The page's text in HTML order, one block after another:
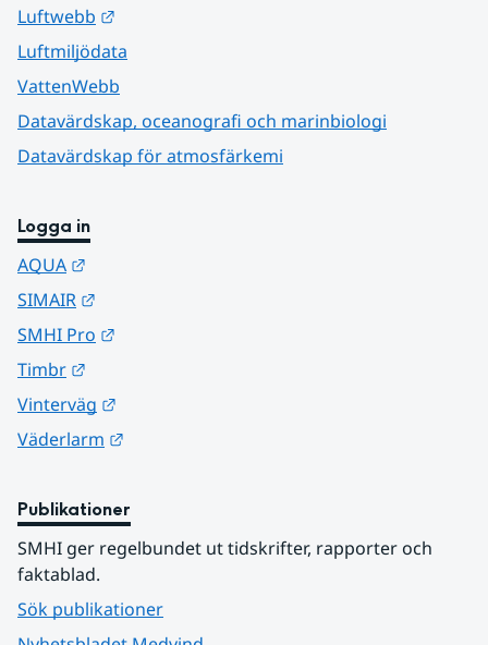
Luftwebb
Luftmiljödata
VattenWebb
Datavärdskap, oceanografi och marinbiologi
Datavärdskap för atmosfärkemi
Logga in
AQUA
SIMAIR
SMHI Pro
Timbr
Vinterväg
Väderlarm
Publikationer
SMHI ger regelbundet ut tidskrifter, rapporter och
faktablad.
Sök publikationer